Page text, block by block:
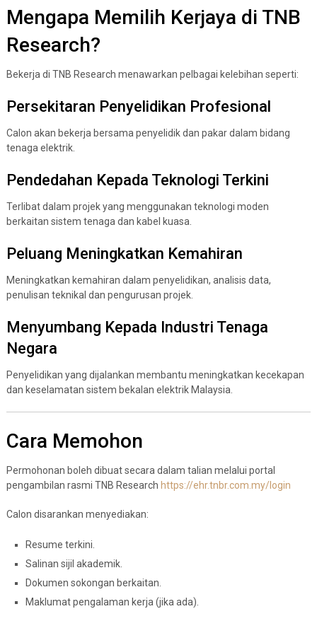
Mengapa Memilih Kerjaya di TNB
Research?
Bekerja di TNB Research menawarkan pelbagai kelebihan seperti:
Persekitaran Penyelidikan Profesional
Calon akan bekerja bersama penyelidik dan pakar dalam bidang
tenaga elektrik.
Pendedahan Kepada Teknologi Terkini
Terlibat dalam projek yang menggunakan teknologi moden
berkaitan sistem tenaga dan kabel kuasa.
Peluang Meningkatkan Kemahiran
Meningkatkan kemahiran dalam penyelidikan, analisis data,
penulisan teknikal dan pengurusan projek.
Menyumbang Kepada Industri Tenaga
Negara
Penyelidikan yang dijalankan membantu meningkatkan kecekapan
dan keselamatan sistem bekalan elektrik Malaysia.
Cara Memohon
Permohonan boleh dibuat secara dalam talian melalui portal
pengambilan rasmi TNB Research https://ehr.tnbr.com.my/login
Calon disarankan menyediakan:
Resume terkini.
Salinan sijil akademik.
Dokumen sokongan berkaitan.
Maklumat pengalaman kerja (jika ada).